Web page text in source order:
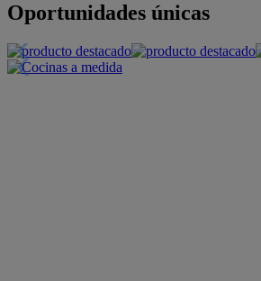
Oportunidades únicas